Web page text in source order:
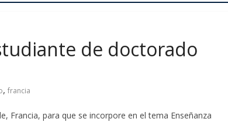
de doctorado
, francia
Francia, para que se incorpore en el tema Enseñanza